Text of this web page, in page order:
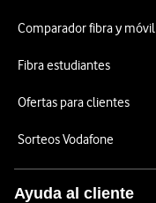
Comparador fibra y móvil
Fibra estudiantes
Ofertas para clientes
Sorteos Vodafone
Ayuda al cliente